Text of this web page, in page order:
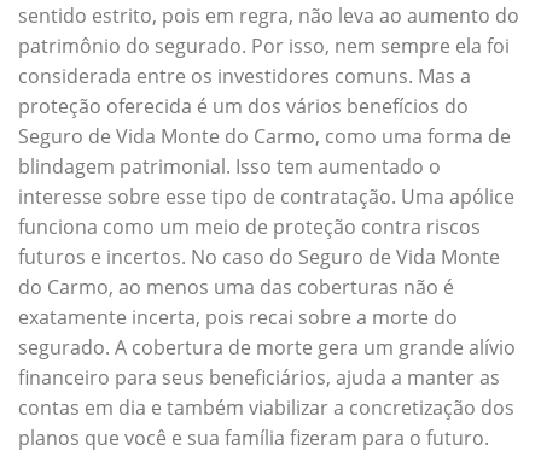
sentido estrito, pois em regra, não leva ao aumento do
patrimônio do segurado. Por isso, nem sempre ela foi
considerada entre os investidores comuns. Mas a
proteção oferecida é um dos vários benefícios do
Seguro de Vida Monte do Carmo, como uma forma de
blindagem patrimonial. Isso tem aumentado o
interesse sobre esse tipo de contratação. Uma apólice
funciona como um meio de proteção contra riscos
futuros e incertos. No caso do Seguro de Vida Monte
do Carmo, ao menos uma das coberturas não é
exatamente incerta, pois recai sobre a morte do
segurado. A cobertura de morte gera um grande alívio
financeiro para seus beneficiários, ajuda a manter as
contas em dia e também viabilizar a concretização dos
planos que você e sua família fizeram para o futuro.